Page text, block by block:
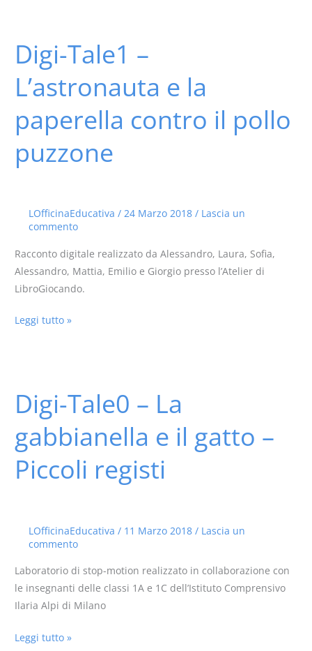
Digi-Tale1 –
L’astronauta e la
paperella contro il pollo
puzzone
LOfficinaEducativa / 24 Marzo 2018 / Lascia un
commento
Racconto digitale realizzato da Alessandro, Laura, Sofia,
Alessandro, Mattia, Emilio e Giorgio presso l’Atelier di
LibroGiocando.
Digi-
Tale1
–
L’astronauta
e
la
paperella
contro
puzzone
Leggi tutto »
Digi-Tale0 – La
gabbianella e il gatto –
Piccoli registi
LOfficinaEducativa / 11 Marzo 2018 / Lascia un
commento
Laboratorio di stop-motion realizzato in collaborazione con
le insegnanti delle classi 1A e 1C dell’Istituto Comprensivo
Ilaria Alpi di Milano
Digi-
Tale0
–
La
gabbianella
e
Piccoli
registi
Leggi tutto »